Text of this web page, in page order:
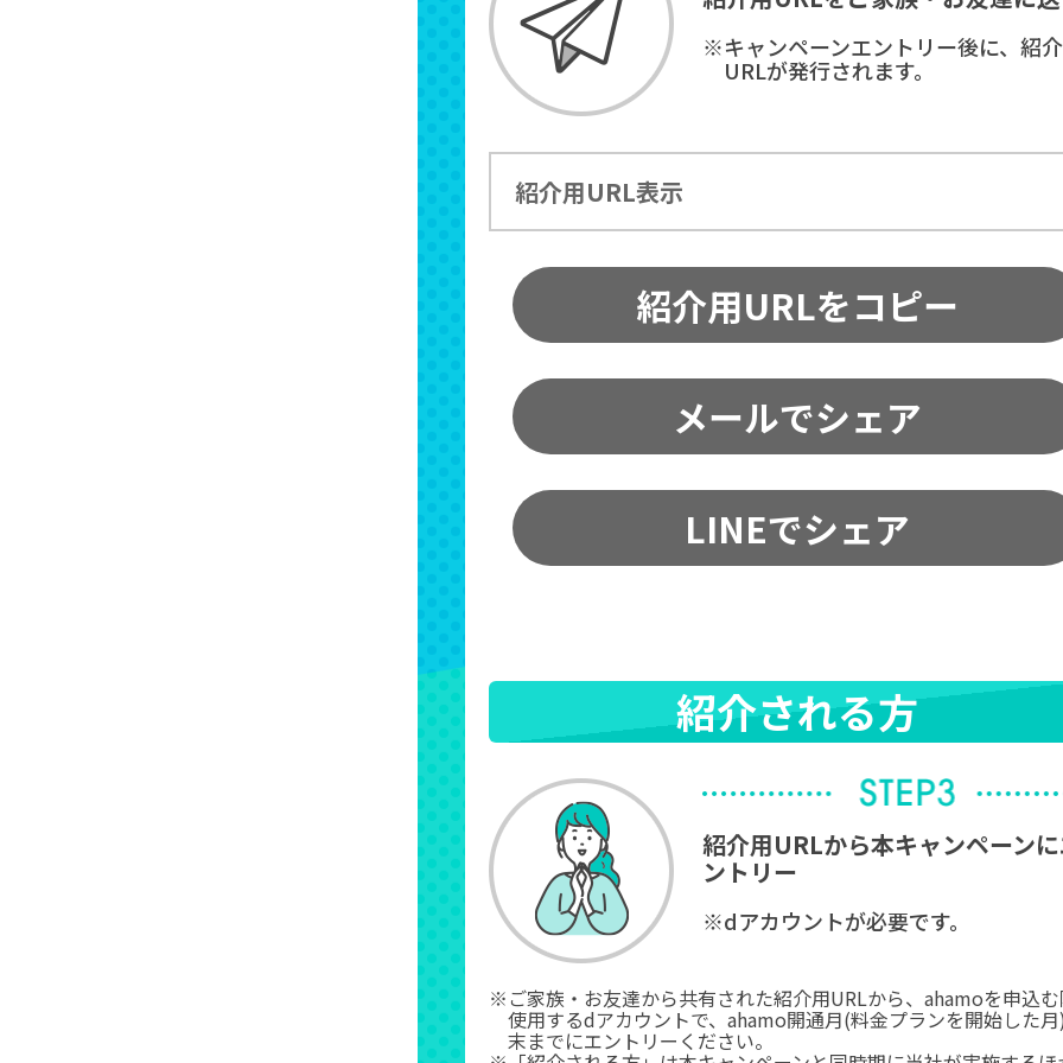
※キャンペーンエントリー後に、紹
URLが発行されます。
紹介用URL表示
紹介用URLをコピー
メールでシェア
LINEでシェア
紹介される方
紹介用URLから本キャンペーン
ントリー
※dアカウントが必要です。
※ご家族・お友達から共有された紹介用URLから、ahamoを申込
使用するdアカウントで、ahamo開通月(料金プランを開始した
末までにエントリーください。